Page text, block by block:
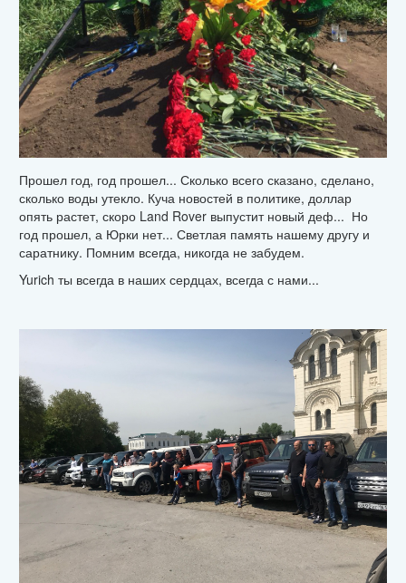
Прошел год, год прошел... Сколько всего сказано, сделано,
сколько воды утекло. Куча новостей в политике, доллар
опять растет, скоро Land Rover выпустит новый деф... Но
год прошел, а Юрки нет... Светлая память нашему другу и
саратнику. Помним всегда, никогда не забудем.
Yurich ты всегда в наших сердцах, всегда с нами...